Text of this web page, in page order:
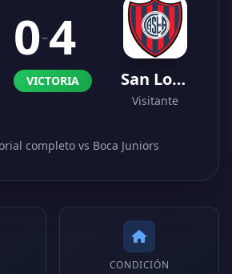
0-4
VICTORIA San Lorenzo
Visitante
completo vs Boca Juniors
CONDICIÓN